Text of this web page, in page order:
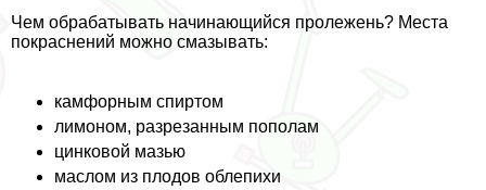
Чем обpaбатывать начинающийся пролежень? Места
покраснений можно смазывать:
камфорным спиртом
лимоном, разрезанным пополам
цинковой мазью
маслом из плодов облепихи